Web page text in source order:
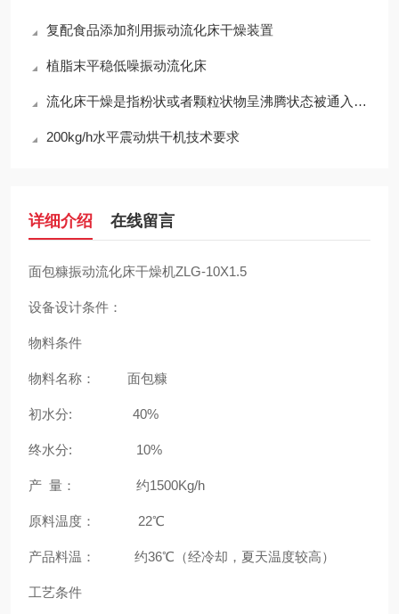
复配食品添加剂用振动流化床干燥装置
植脂末平稳低噪振动流化床
流化床干燥是指粉状或者颗粒状物呈沸腾状态被通入的气流干燥
200kg/h水平震动烘干机技术要求
详细介绍 在线留言
面包糠振动流化床干燥机ZLG-10X1.5
设备设计条件：
物料条件
物料名称： 面包糠
初水分: 40%
终水分: 10%
产 量： 约1500Kg/h
原料温度： 22℃
产品料温： 约36℃（经冷却，夏天温度较高）
工艺条件